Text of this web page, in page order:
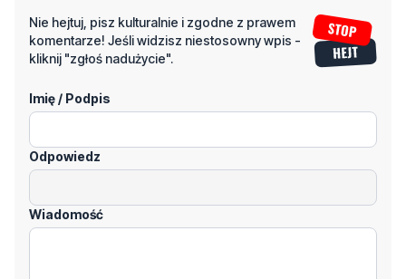
Nie hejtuj, pisz kulturalnie i zgodne z prawem
komentarze! Jeśli widzisz niestosowny wpis -
kliknij "zgłoś nadużycie".
Imię / Podpis
Odpowiedz
Wiadomość